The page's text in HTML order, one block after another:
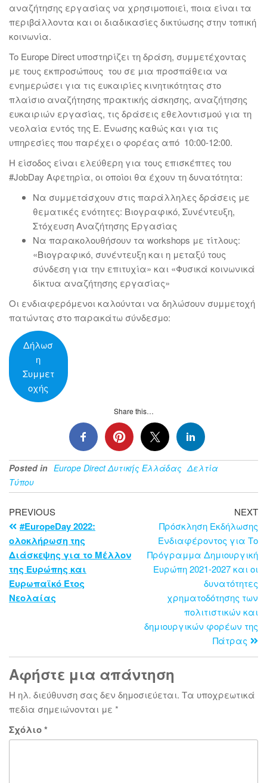
αναζήτησης εργασίας να χρησιμοποιεί, ποια είναι τα
περιβάλλοντα και οι διαδικασίες δικτύωσης στην τοπική
κοινωνία.
To Europe Direct υποστηρίζει τη δράση, συμμετέχοντας
με τους εκπροσώπους του σε μια προσπάθεια να
ενημερώσει για τις ευκαιρίες κινητικότητας στο
πλαίσιο αναζήτησης πρακτικής άσκησης, αναζήτησης
ευκαιριών εργασίας, τις δράσεις εθελοντισμού για τη
νεολαία εντός της Ε. Ένωσης καθώς και για τις
υπηρεσίες που παρέχει ο φορέας από 10:00-12:00.
Η είσοδος είναι ελεύθερη για τους επισκέπτες του
#JobDay Αφετηρία, οι οποίοι θα έχουν τη δυνατότητα:
Να συμμετάσχουν στις παράλληλες δράσεις με
θεματικές ενότητες: Βιογραφικό, Συνέντευξη,
Στόχευση Αναζήτησης Εργασίας
Να παρακολουθήσουν τα workshops με τίτλους:
«Βιογραφικό, συνέντευξη και η μεταξύ τους
σύνδεση για την επιτυχία» και «Φυσικά κοινωνικά
δίκτυα αναζήτησης εργασίας»
Οι ενδιαφερόμενοι καλούνται να δηλώσουν συμμετοχή
πατώντας στο παρακάτω σύνδεσμο:
Δήλωσ
η
Συμμετ
οχής
Share this…
Posted in Europe Direct Δυτικής Ελλάδας Δελτία
Τύπου
PREVIOUS
#EuropeDay 2022:
ολοκλήρωση της
Διάσκεψης για το Μέλλον
της Ευρώπης και
Ευρωπαϊκό Έτος
Νεολαίας
NEXT
Πρόσκληση Εκδήλωσης
Ενδιαφέροντος για Το
Πρόγραμμα Δημιουργική
Ευρώπη 2021-2027 και οι
δυνατότητες
χρηματοδότησης των
πολιτιστικών και
δημιουργικών φορέων της
Πάτρας
Αφήστε μια απάντηση
Η ηλ. διεύθυνση σας δεν δημοσιεύεται. Τα υποχρεωτικά
πεδία σημειώνονται με *
Σχόλιο*